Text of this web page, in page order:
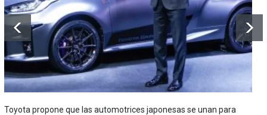
Toyota propone que las automotrices japonesas se unan para